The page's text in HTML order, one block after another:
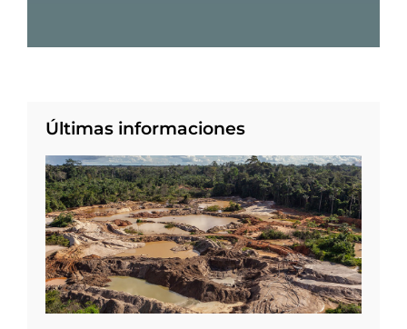
Últimas informaciones